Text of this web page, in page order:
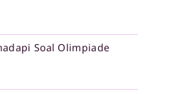
Soal Olimpiade